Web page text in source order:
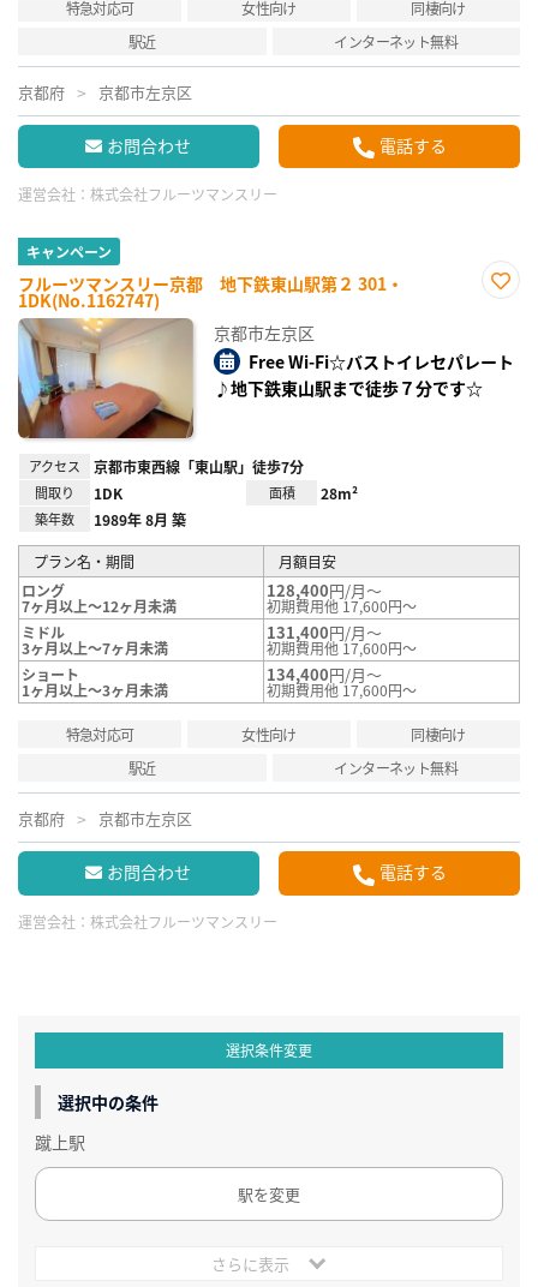
特急対応可 女性向け
同棲向け
駅近
インターネット無料
京都府 京都市左京区
お問合わせ 電話する
運営会社： 株式会社フルーツマンスリー
キャンペーン
フルーツマンスリー京都 地下鉄東山駅第２ 301・
1DK(No.1162747)
録
京都市左京区
Free Wi-Fi☆バストイレセパレート
♪地下鉄東山駅まで徒歩７分です☆
アクセス 京都市東西線「東山駅」徒歩7分
間取り 1DK 面積 28m²
築年数 1989年 8月 築
プラン名・期間
月額目安
ロング
7ヶ月以上～12ヶ月未満
128,400円/月～
初期費用他 17,600円～
ミドル
3ヶ月以上～7ヶ月未満
131,400円/月～
初期費用他 17,600円～
ショート
1ヶ月以上～3ヶ月未満
134,400円/月～
初期費用他 17,600円～
特急対応可 女性向け
同棲向け
駅近
インターネット無料
京都府 京都市左京区
お問合わせ 電話する
運営会社： 株式会社フルーツマンスリー
選択条件変更
選択中の条件
蹴上駅
駅を変更
さらに表示